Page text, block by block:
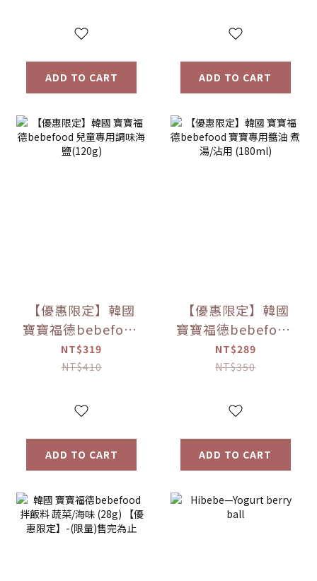
ADD TO CART ADD TO CART
【優惠限定】韓國
寶寶福德bebefood
兒童專用調味海鹽
(120g)
NT$319
NT$410
ADD TO CART
【優惠限定】韓國
寶寶福德bebefood
寶寶專用醬油 煮湯/
沾用 (180ml)
NT$289
NT$350
ADD TO CART